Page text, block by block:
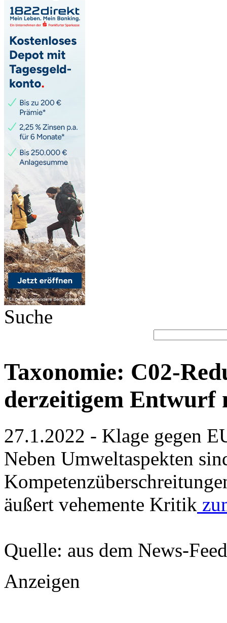
Suche
Taxonomie: C02-
derzeitigem Entwurf
27.1.2022 - Klage gegen
Neben Umweltaspekten
äußert vehemente Kritik
Quelle: aus dem News-
Anzeigen